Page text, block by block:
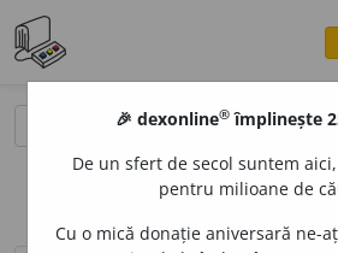
🎉 dexonline® împlinește
De un sfert de secol suntem
pentru milioane de
Cu o mică donație aniversară ne-